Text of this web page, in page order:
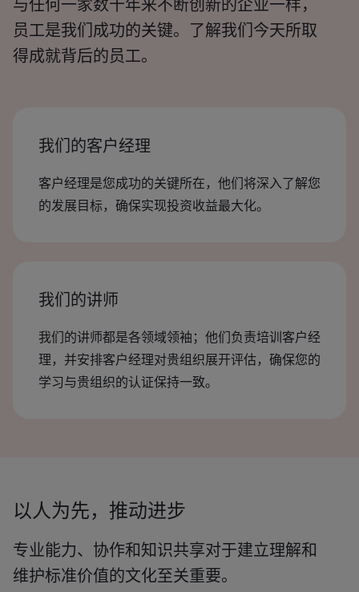
与任何一家数十年来不断创新的企业一样，
员工是我们成功的关键。了解我们今天所取
得成就背后的员工。
我们的客户经理
客户经理是您成功的关键所在，他们将深入了解您
的发展目标，确保实现投资收益最大化。
我们的讲师
我们的讲师都是各领域领袖；他们负责培训客户经
理，并安排客户经理对贵组织展开评估，确保您的
学习与贵组织的认证保持一致。
以人为先，推动进步
专业能力、协作和知识共享对于建立理解和
维护标准价值的文化至关重要。